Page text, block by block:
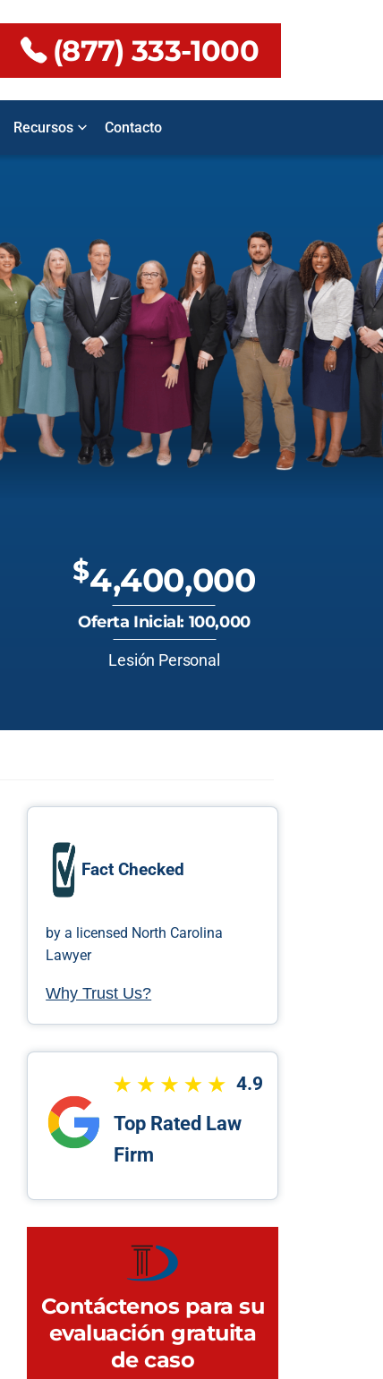
(877) 333-1000
Recursos Contacto
$4,400,000
Oferta Inicial: 100,000
Lesión Personal
Fact Checked
by a licensed North Carolina
Lawyer
Why Trust Us?
4.9
Top Rated Law
Firm
Contáctenos para su
evaluación gratuita
de caso